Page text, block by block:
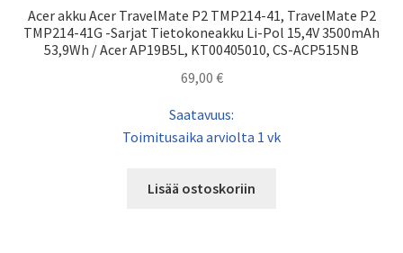
Acer akku Acer TravelMate P2 TMP214-41, TravelMate P2
TMP214-41G -Sarjat Tietokoneakku Li-Pol 15,4V 3500mAh
53,9Wh / Acer AP19B5L, KT00405010, CS-ACP515NB
69,00 €
Saatavuus:
Toimitusaika arviolta 1 vk
Lisää ostoskoriin